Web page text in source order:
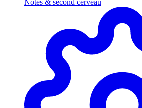
Notes & second cerveau